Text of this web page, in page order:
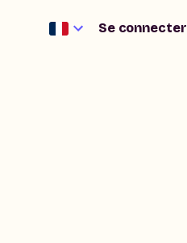
Se connecter